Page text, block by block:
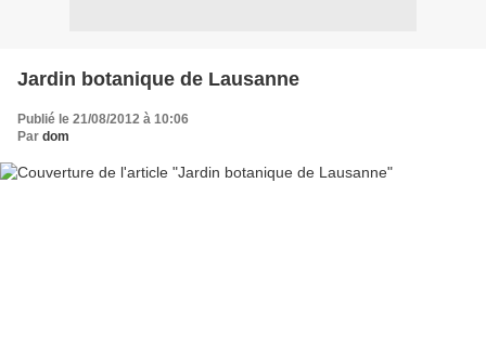
Jardin botanique de Lausanne
Publié le 21/08/2012 à 10:06
Par dom